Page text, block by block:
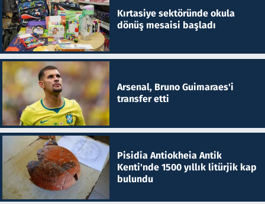
Kırtasiye sektöründe okula
dönüş mesaisi başladı
Arsenal, Bruno Guimaraes'i
transfer etti
Pisidia Antiokheia Antik
Kenti'nde 1500 yıllık litürjik kap
bulundu